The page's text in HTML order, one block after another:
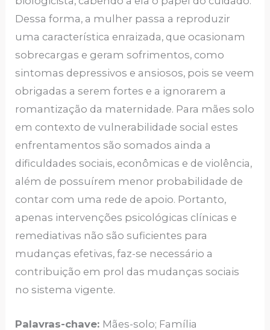
Dessa forma, a mulher passa a reproduzir
uma característica enraizada, que ocasionam
sobrecargas e geram sofrimentos, como
sintomas depressivos e ansiosos, pois se veem
obrigadas a serem fortes e a ignorarem a
romantização da maternidade. Para mães solo
em contexto de vulnerabilidade social estes
enfrentamentos são somados ainda a
dificuldades sociais, econômicas e de violência,
além de possuírem menor probabilidade de
contar com uma rede de apoio. Portanto,
apenas intervenções psicológicas clínicas e
remediativas não são suficientes para
mudanças efetivas, faz-se necessário a
contribuição em prol das mudanças sociais
no sistema vigente.
Palavras-chave: Mães-solo; Família